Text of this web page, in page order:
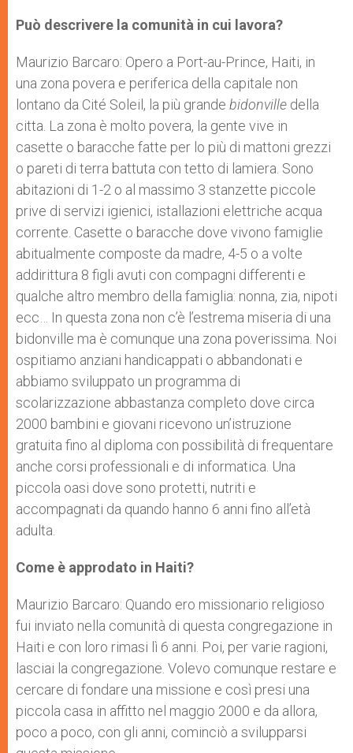
Può descrivere la comunità in cui lavora?
Maurizio Barcaro: Opero a Port-au-Prince, Haiti, in
una zona povera e periferica della capitale non
lontano da Cité Soleil, la più grande bidonville della
citta. La zona è molto povera, la gente vive in
casette o baracche fatte per lo più di mattoni grezzi
o pareti di terra battuta con tetto di lamiera. Sono
abitazioni di 1-2 o al massimo 3 stanzette piccole
prive di servizi igienici, istallazioni elettriche acqua
corrente. Casette o baracche dove vivono famiglie
abitualmente composte da madre, 4-5 o a volte
addirittura 8 figli avuti con compagni differenti e
qualche altro membro della famiglia: nonna, zia, nipoti
ecc… In questa zona non c’è l’estrema miseria di una
bidonville ma è comunque una zona poverissima. Noi
ospitiamo anziani handicappati o abbandonati e
abbiamo sviluppato un programma di
scolarizzazione abbastanza completo dove circa
2000 bambini e giovani ricevono un’istruzione
gratuita fino al diploma con possibilità di frequentare
anche corsi professionali e di informatica. Una
piccola oasi dove sono protetti, nutriti e
accompagnati da quando hanno 6 anni fino all’età
adulta.
Come è approdato in Haiti?
Maurizio Barcaro: Quando ero missionario religioso
fui inviato nella comunità di questa congregazione in
Haiti e con loro rimasi lì 6 anni. Poi, per varie ragioni,
lasciai la congregazione. Volevo comunque restare e
cercare di fondare una missione e così presi una
piccola casa in affitto nel maggio 2000 e da allora,
poco a poco, con gli anni, cominciò a svilupparsi